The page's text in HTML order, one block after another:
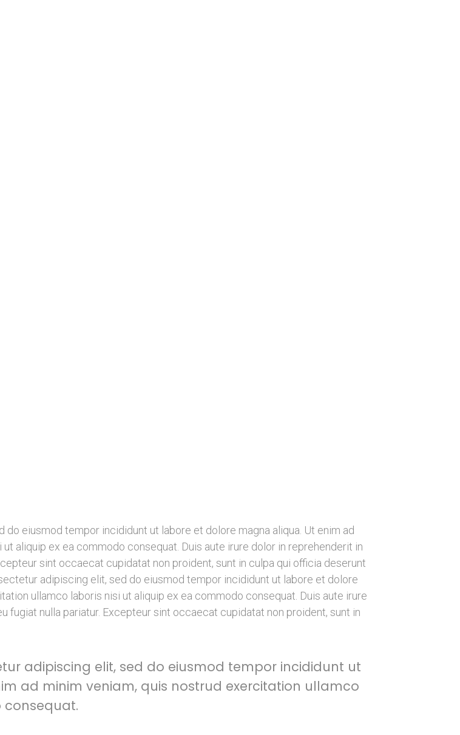
eiusmod tempor incididunt ut labore et dolore magna aliqua. Ut enim ad
aliquip ex ea commodo consequat. Duis aute irure dolor in reprehenderit in
sint occaecat cupidatat non proident, sunt in culpa qui officia deserunt
adipiscing elit, sed do eiusmod tempor incididunt ut labore et dolore
ullamco laboris nisi ut aliquip ex ea commodo consequat. Duis aute irure
nulla pariatur. Excepteur sint occaecat cupidatat non proident, sunt in
adipiscing elit, sed do eiusmod tempor incididunt ut
ad minim veniam, quis nostrud exercitation ullamco
consequat.